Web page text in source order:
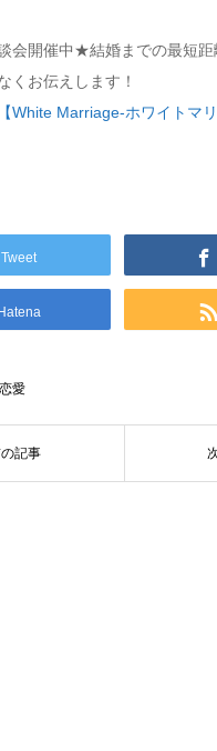
会開催中★結婚までの最短距
くお伝えします！
White Marriage-ホワイトマリ
Tweet
Hatena
恋愛